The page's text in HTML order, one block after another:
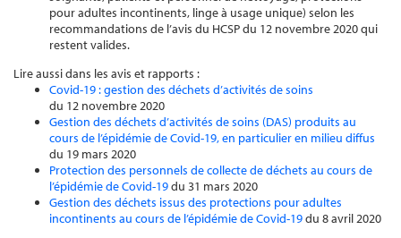
pour adultes incontinents, linge à usage unique) selon les
recommandations de l’avis du HCSP du 12 novembre 2020 qui
restent valides.
Lire aussi dans les avis et rapports :
Covid-19 : gestion des déchets d’activités de soins
du 12 novembre 2020
Gestion des déchets d’activités de soins (DAS) produits au
cours de l’épidémie de Covid-19, en particulier en milieu diffus
du 19 mars 2020
Protection des personnels de collecte de déchets au cours de
l’épidémie de Covid-19du 31 mars 2020
Gestion des déchets issus des protections pour adultes
incontinents au cours de l’épidémie de Covid-19du 8 avril 2020